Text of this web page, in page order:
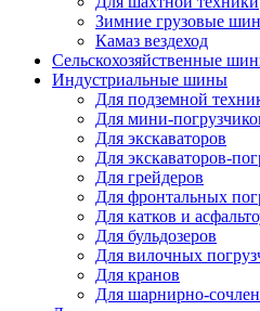
Зимние грузовые
Камаз вездеход
Сельскохозяйственные
Индустриальные шины
Для подземной
Для мини-
Для экскаваторов
Для экскаваторов-
Для грейдеров
Для фронтальных
Для катков и
Для бульдозеров
Для вилочных
Для кранов
Для шарнирно-